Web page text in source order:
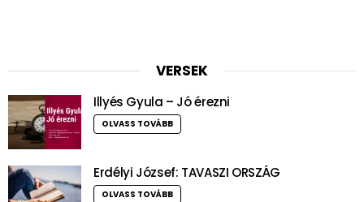
VERSEK
Illyés Gyula – Jó érezni
OLVASS TOVÁBB
Erdélyi József: TAVASZI ORSZÁG
OLVASS TOVÁBB